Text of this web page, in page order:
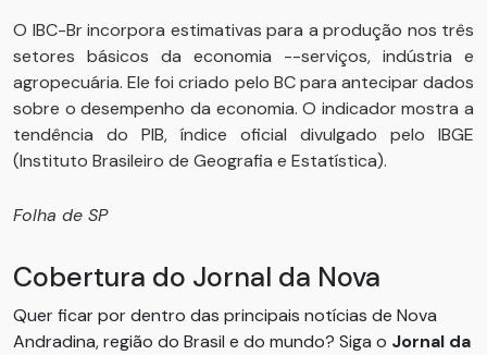
O IBC-Br incorpora estimativas para a produção nos três
setores básicos da economia --serviços, indústria e
agropecuária. Ele foi criado pelo BC para antecipar dados
sobre o desempenho da economia. O indicador mostra a
tendência do PIB, índice oficial divulgado pelo IBGE
(Instituto Brasileiro de Geografia e Estatística).
Folha de SP
Cobertura do Jornal da Nova
Quer ficar por dentro das principais notícias de Nova
Andradina, região do Brasil e do mundo? Siga o Jornal da